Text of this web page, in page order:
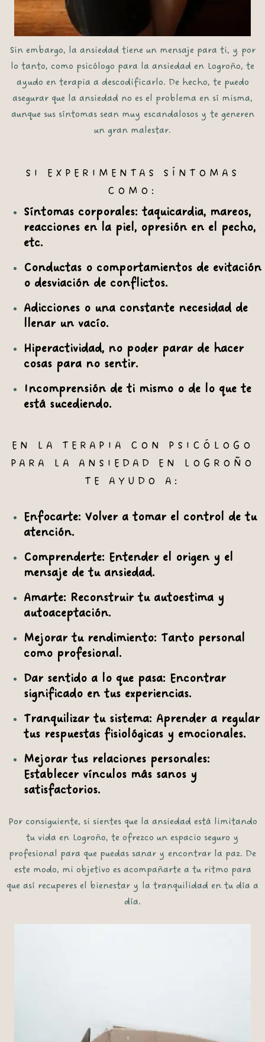
Sin embargo, la ansiedad tiene un mensaje para ti, y por
lo tanto, como psicólogo para la ansiedad en Logroño, te
ayudo en terapia a descodificarlo. De hecho, te puedo
asegurar que la ansiedad no es el problema en sí misma,
aunque sus síntomas sean muy escandalosos y te generen
un gran malestar.
SI EXPERIMENTAS SÍNTOMAS
COMO:
Síntomas corporales: taquicardia, mareos,
reacciones en la piel, opresión en el pecho,
etc.
Conductas o comportamientos de evitación
o desviación de conflictos.
Adicciones o una constante necesidad de
llenar un vacío.
Hiperactividad, no poder parar de hacer
cosas para no sentir.
Incomprensión de ti mismo o de lo que te
está sucediendo.
EN LA TERAPIA CON PSICÓLOGO
PARA LA ANSIEDAD EN LOGROÑO
TE AYUDO A:
Enfocarte: Volver a tomar el control de tu
atención.
Comprenderte: Entender el origen y el
mensaje de tu ansiedad.
Amarte: Reconstruir tu autoestima y
autoaceptación.
Mejorar tu rendimiento: Tanto personal
como profesional.
Dar sentido a lo que pasa: Encontrar
significado en tus experiencias.
Tranquilizar tu sistema: Aprender a regular
tus respuestas fisiológicas y emocionales.
Mejorar tus relaciones personales:
Establecer vínculos más sanos y
satisfactorios.
Por consiguiente, si sientes que la ansiedad está limitando
tu vida en Logroño, te ofrezco un espacio seguro y
profesional para que puedas sanar y encontrar la paz. De
este modo, mi objetivo es acompañarte a tu ritmo para
que así recuperes el bienestar y la tranquilidad en tu día a
día.